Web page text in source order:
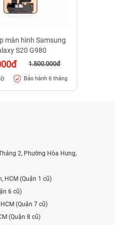
màn hình Samsung
S20 G980
1.500.000đ
Bảo hành 6 tháng
2, Phường Hòa Hưng,
HCM (Quận 1 cũ)
6 cũ)
(Quận 7 cũ)
(Quận 8 cũ)